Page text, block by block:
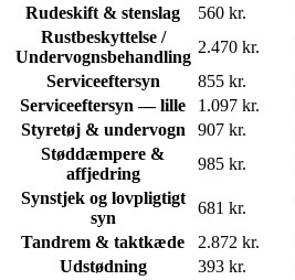
Rudeskift & stenslag
560 kr.
Rustbeskyttelse /
Undervognsbehandling
2.470 kr.
Serviceeftersyn
855 kr.
Serviceeftersyn — lille
1.097 kr.
Styretøj & undervogn
907 kr.
Støddæmpere &
affjedring
985 kr.
Synstjek og lovpligtigt
syn
681 kr.
Tandrem & taktkæde
2.872 kr.
Udstødning
393 kr.